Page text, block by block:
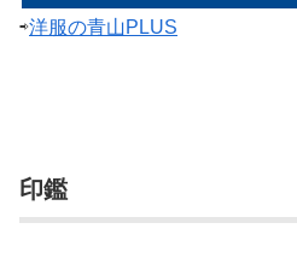
⇨洋服の青山PLUS
印鑑